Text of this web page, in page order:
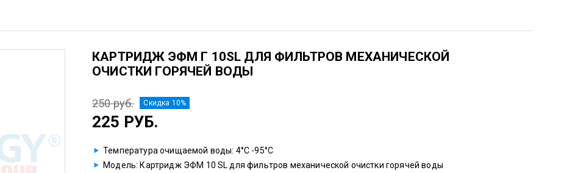
КАРТРИДЖ ЭФМ Г 10SL ДЛЯ ФИЛЬТРОВ МЕХАНИЧЕСКОЙ
ОЧИСТКИ ГОРЯЧЕЙ ВОДЫ
250 руб. Скидка 10%
225 РУБ.
Температура очищаемой воды: 4°С -95°С
Модель: Картридж ЭФМ 10 SL для фильтров механической очистки горячей воды